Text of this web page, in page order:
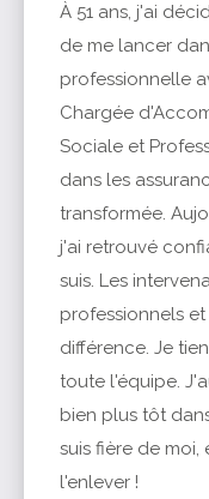
À 51 ans, j'ai
de me lancer
professionnelle
Chargée
Sociale et
dans les
transformée.
j'ai retrouvé
suis. Les
professionnels
différence. Je
toute l'équipe.
bien plus tôt
suis fière de moi,
l'enlever !